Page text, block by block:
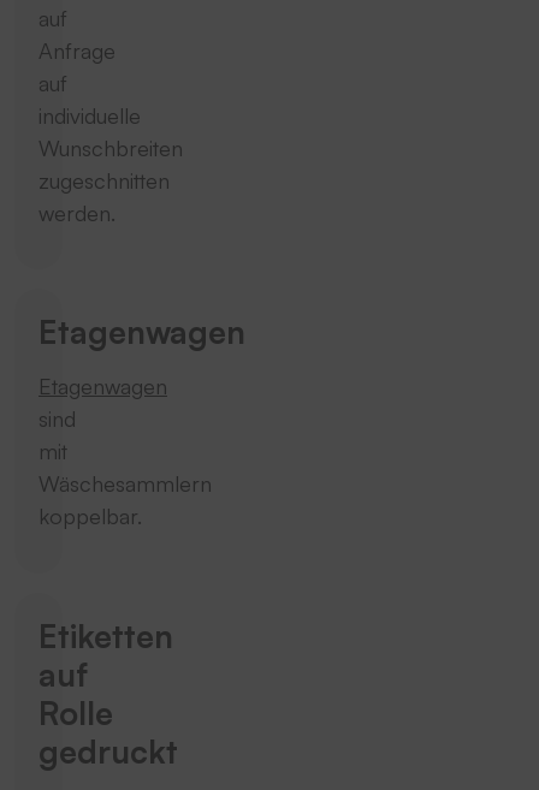
auf
Anfrage
auf
individuelle
Wunschbreiten
zugeschnitten
werden.
Etagenwagen
Etagenwagen
sind
mit
Wäschesammlern
koppelbar.
Etiketten
auf
Rolle
gedruckt